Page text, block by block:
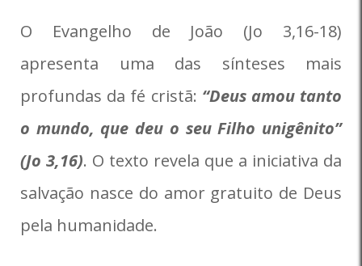
O Evangelho de João (Jo 3,16-18)
apresenta uma das sínteses mais
profundas da fé cristã: “Deus amou tanto
o mundo, que deu o seu Filho unigênito”
(Jo 3,16). O texto revela que a iniciativa da
salvação nasce do amor gratuito de Deus
pela humanidade.